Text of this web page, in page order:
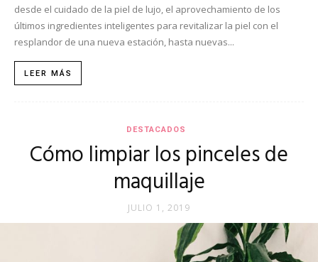
desde el cuidado de la piel de lujo, el aprovechamiento de los
últimos ingredientes inteligentes para revitalizar la piel con el
resplandor de una nueva estación, hasta nuevas...
LEER MÁS
DESTACADOS
Cómo limpiar los pinceles de
maquillaje
JULIO 1, 2019